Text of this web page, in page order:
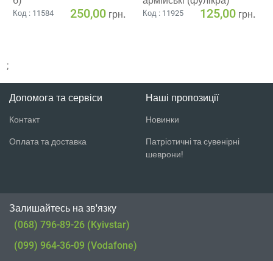
Код : 11584 250,00 грн. Код : 11925 125,00 грн.
;
Допомога та сервіси
Контакт
Оплата та доставка
Наші пропозиції
Новинки
Патріотичні та сувенірні
шеврони!
Залишайтесь на зв'язку
(068) 796-89-26 (Kyivstar)
(099) 964-36-09 (Vodafone)